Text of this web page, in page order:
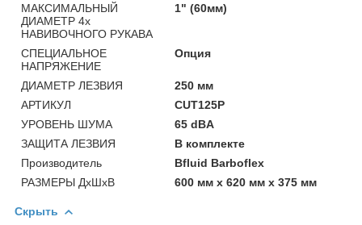
МАКСИМАЛЬНЫЙ
ДИАМЕТР 4х
НАВИВОЧНОГО РУКАВА
1" (60мм)
СПЕЦИАЛЬНОЕ
НАПРЯЖЕНИЕ
Опция
ДИАМЕТР ЛЕЗВИЯ
250 мм
АРТИКУЛ
CUT125P
УРОВЕНЬ ШУМА
65 dBA
ЗАЩИТА ЛЕЗВИЯ
В комплекте
Производитель
Bfluid Barboflex
РАЗМЕРЫ ДхШхВ
600 мм x 620 мм x 375 мм
Скрыть